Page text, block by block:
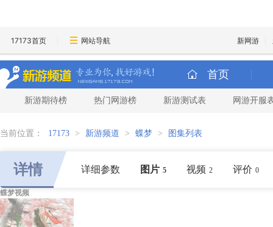
17173首页 网站导航 新网游
首页
新游期待榜 热门网游榜 新游测试表 网游开服
当前位置： 17173 > 新游频道 > 蝶梦 > 图集列表
详情 详细参数 图片 5 视频 2 评价 0
蝶梦视频